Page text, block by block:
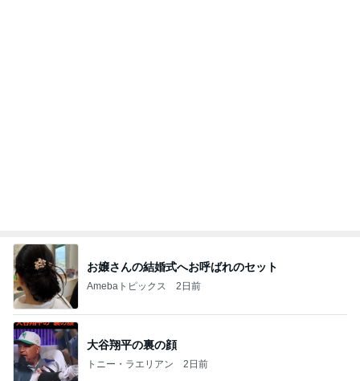
お嬢さんの結婚式へお呼ばれのセット
Amebaトピックス 2日前
大谷翔平の裏の顔
トニー・ラエリアン 2日前